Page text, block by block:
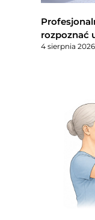
rozpoznać
4 sierpnia 2026